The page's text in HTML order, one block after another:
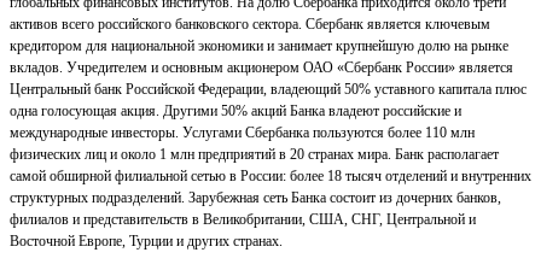
активов всего российского банковского сектора. Сбербанк является ключевым
кредитором для национальной экономики и занимает крупнейшую долю на рынке
вкладов. Учредителем и основным акционером ОАО «Сбербанк России» является
Центральный банк Российской Федерации, владеющий 50% уставного капитала плюс
одна голосующая акция. Другими 50% акций Банка владеют российские и
международные инвесторы. Услугами Сбербанка пользуются более 110 млн
физических лиц и около 1 млн предприятий в 20 странах мира. Банк располагает
самой обширной филиальной сетью в России: более 18 тысяч отделений и внутренних
структурных подразделений. Зарубежная сеть Банка состоит из дочерних банков,
филиалов и представительств в Великобритании, США, СНГ, Центральной и
Восточной Европе, Турции и других странах.